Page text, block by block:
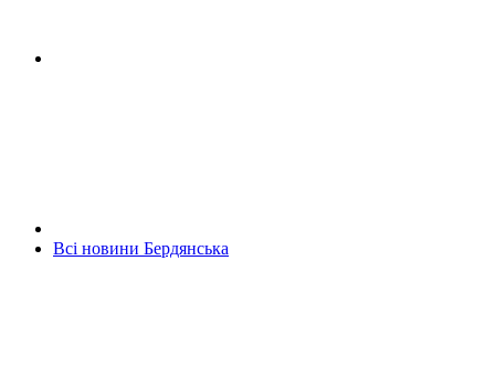
Всі новини Бердянська